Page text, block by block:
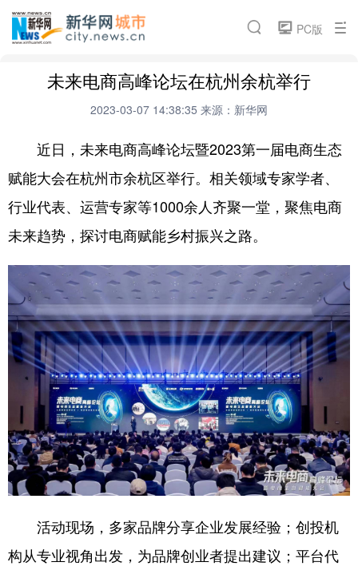
PC版
搜索
城市频道
新华访谈 招商引资 云瞰城市 热点专题
相关频道
汽车 金融 科技 食品
房产 旅游 健康
公司 彩票 娱乐 时尚
书画 文化
未来电商高峰论坛在杭州余杭举行
2023-03-07 14:38:35 来源：新华网
近日，未来电商高峰论坛暨2023第一届电商生态
赋能大会在杭州市余杭区举行。相关领域专家学者、
行业代表、运营专家等1000余人齐聚一堂，聚焦电商
未来趋势，探讨电商赋能乡村振兴之路。
活动现场，多家品牌分享企业发展经验；创投机
构从专业视角出发，为品牌创业者提出建议；平台代